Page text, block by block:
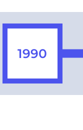
1990